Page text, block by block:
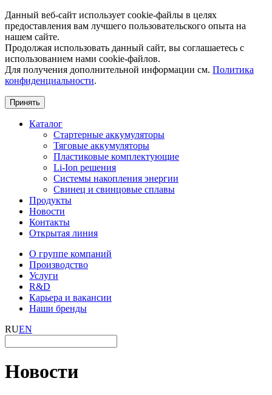
Данный веб-сайт использует cookie-файлы в целях
предоставления вам лучшего пользовательского опыта на
нашем сайте.
Продолжая использовать данный сайт, вы соглашаетесь с
использованием нами cookie-файлов.
Для получения дополнительной информации см. Политика
конфиденциальности.
Принять
Каталог
Стартерные аккумуляторы
Тяговые аккумуляторы
Пластиковые комплектующие
Li-Ion решения
Системы накопления энергии
Свинец и свинцовые сплавы
Продукты
Новости
Контакты
Открытая линия
О группе компаний
Производство
Услуги
R&D
Карьера и вакансии
Наши бренды
RUEN
Новости